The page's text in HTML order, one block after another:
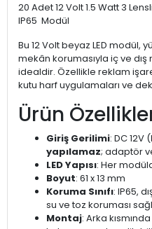
20 Adet 12 Volt 1.5 Watt 3
IP65 Modül
Bu 12 Volt beyaz LED modül,
mekân korumasıyla iç ve
idealdir. Özellikle reklam
kutu harf uygulamaları ve
Ürün
Giriş Gerilimi: DC 12V (
yapılamaz; adaptör
LED Yapısı: Her
Boyut: 61 x 13 mm
Koruma Sınıfı: IP65,
su ve toz koruması
Montaj: Arka